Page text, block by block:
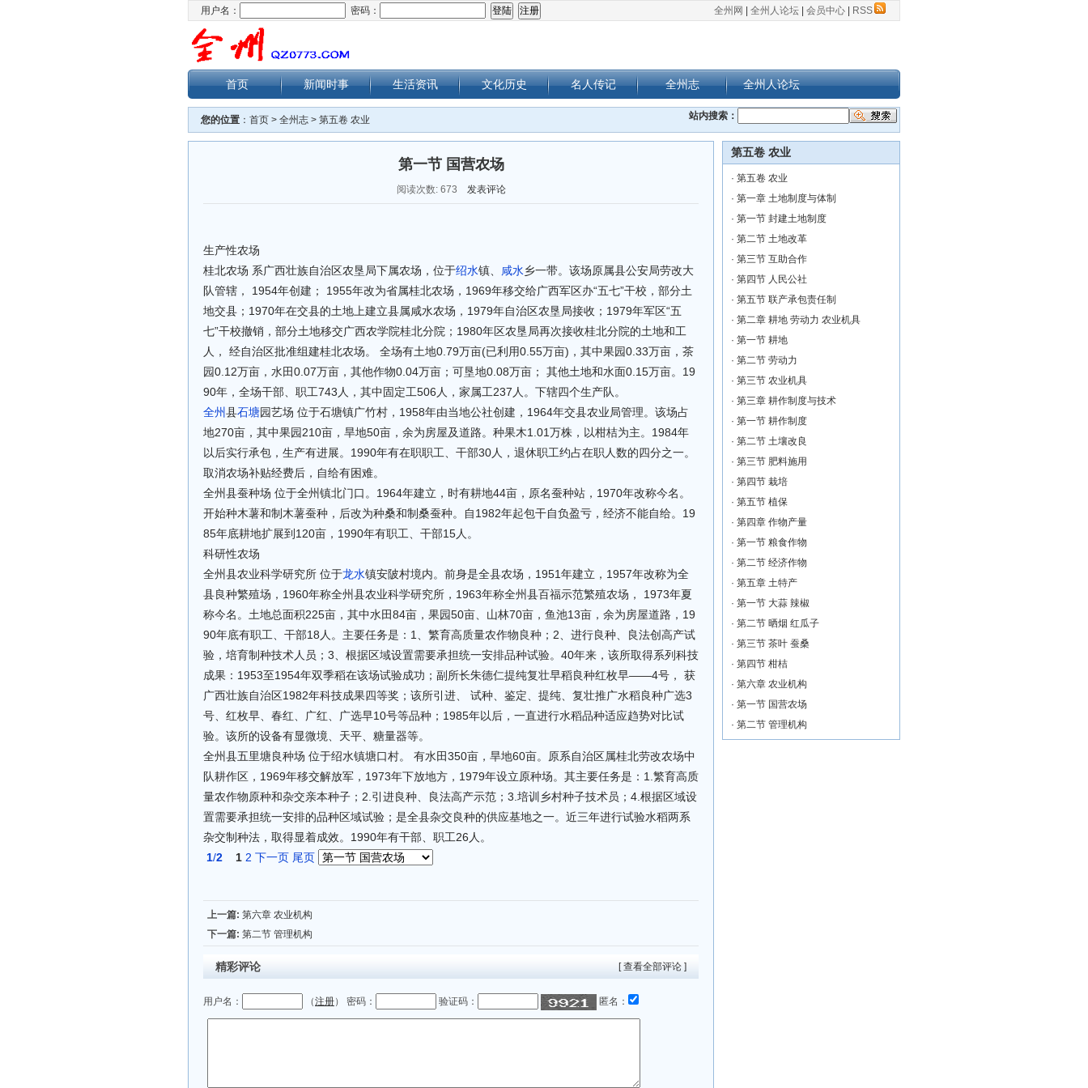
全州网 全州人论坛 会员中心 RSS
用户名： 密码：
首页 新闻时事 生活资讯 文化历史 名人传记 全州志 全州人论坛
您的位置 ： 首页 > 全州志 > 第五卷 农业 站内搜索：
第一节 国营农场
阅读次数: 673 发表评论
生产性农场
桂北农场 系广西壮族自治区农垦局下属农场，位于绍水镇、 咸水乡一带。该场原属县公安局劳改大
队管辖， 1954年创建； 1955年改为省属桂北农场，1969年移交给广西军区办“五七”干校，部分土
地交县；1970年在交县的土地上建立县属咸水农场，1979年自治区农垦局接收；1979年军区“五
七”干校撤销，部分土地移交广西农学院桂北分院；1980年区农垦局再次接收桂北分院的土地和工
人， 经自治区批准组建桂北农场。 全场有土地0.79万亩(已利用0.55万亩)，其中果园0.33万亩，茶
园0.12万亩，水田0.07万亩，其他作物0.04万亩；可垦地0.08万亩； 其他土地和水面0.15万亩。19
90年，全场干部、职工743人，其中固定工506人，家属工237人。下辖四个生产队。
全州县石塘园艺场 位于石塘镇广竹村，1958年由当地公社创建，1964年交县农业局管理。该场占
地270亩，其中果园210亩，旱地50亩，余为房屋及道路。种果木1.01万株，以柑桔为主。1984年
以后实行承包，生产有进展。1990年有在职职工、干部30人，退休职工约占在职人数的四分之一。
取消农场补贴经费后，自给有困难。
全州县蚕种场 位于全州镇北门口。1964年建立，时有耕地44亩，原名蚕种站，1970年改称今名。
开始种木薯和制木薯蚕种，后改为种桑和制桑蚕种。自1982年起包干自负盈亏，经济不能自给。19
85年底耕地扩展到120亩，1990年有职工、干部15人。
科研性农场
全州县农业科学研究所 位于龙水镇安陂村境内。前身是全县农场，1951年建立，1957年改称为全
县良种繁殖场，1960年称全州县农业科学研究所，1963年称全州县百福示范繁殖农场， 1973年夏
称今名。土地总面积225亩，其中水田84亩，果园50亩、山林70亩，鱼池13亩，余为房屋道路，19
90年底有职工、干部18人。主要任务是：1、繁育高质量农作物良种；2、进行良种、良法创高产试
验，培育制种技术人员；3、根据区域设置需要承担统一安排品种试验。40年来，该所取得系列科技
成果：1953至1954年双季稻在该场试验成功；副所长朱德仁提纯复壮早稻良种红枚早——4号， 获
广西壮族自治区1982年科技成果四等奖；该所引进、 试种、鉴定、提纯、复壮推广水稻良种广选3
号、红枚早、春红、广红、广选早10号等品种；1985年以后，一直进行水稻品种适应趋势对比试
验。该所的设备有显微境、天平、糖量器等。
全州县五里塘良种场 位于绍水镇塘口村。 有水田350亩，旱地60亩。原系自治区属桂北劳改农场中
队耕作区，1969年移交解放军，1973年下放地方，1979年设立原种场。其主要任务是：1.繁育高质
量农作物原种和杂交亲本种子；2.引进良种、良法高产示范；3.培训乡村种子技术员；4.根据区域设
置需要承担统一安排的品种区域试验；是全县杂交良种的供应基地之一。近三年进行试验水稻两系
杂交制种法，取得显着成效。1990年有干部、职工26人。
1/2 1 2 下一页 尾页
上一篇: 第六章 农业机构
下一篇: 第二节 管理机构
[ 查看全部评论 ]
精彩评论
用户名： （注册） 密码： 验证码： 匿名：
第五卷 农业
· 第五卷 农业
· 第一章 土地制度与体制
· 第一节 封建土地制度
· 第二节 土地改革
· 第三节 互助合作
· 第四节 人民公社
· 第五节 联产承包责任制
· 第二章 耕地 劳动力 农业机具
· 第一节 耕地
· 第二节 劳动力
· 第三节 农业机具
· 第三章 耕作制度与技术
· 第一节 耕作制度
· 第二节 土壤改良
· 第三节 肥料施用
· 第四节 栽培
· 第五节 植保
· 第四章 作物产量
· 第一节 粮食作物
· 第二节 经济作物
· 第五章 土特产
· 第一节 大蒜 辣椒
· 第二节 晒烟 红瓜子
· 第三节 茶叶 蚕桑
· 第四节 柑桔
· 第六章 农业机构
· 第一节 国营农场
· 第二节 管理机构